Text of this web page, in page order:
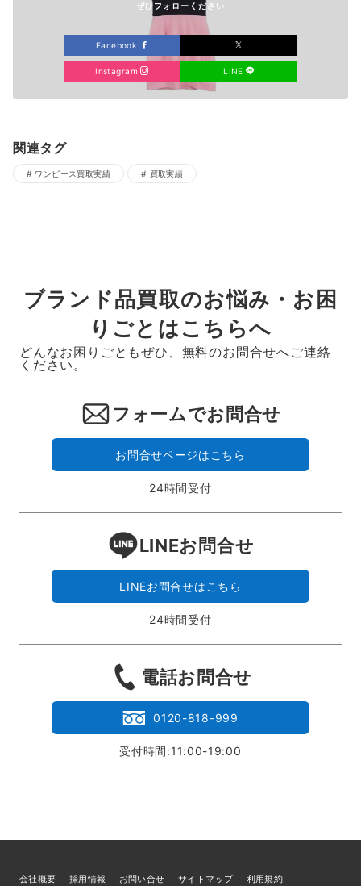
ぜひフォローください
Facebook
Instagram LINE
関連タグ
ワンピース買取実績 買取実績
ブランド品買取のお悩み・お困
りごとはこちらへ
どんなお困りごともぜひ、無料のお問合せへご連絡
ください。
フォームでお問合せ
お問合せページはこちら
24時間受付
LINEお問合せ
LINEお問合せはこちら
24時間受付
電話お問合せ
0120-818-999
受付時間:11:00-19:00
会社概要 採用情報 お問い合せ サイトマップ 利用規約